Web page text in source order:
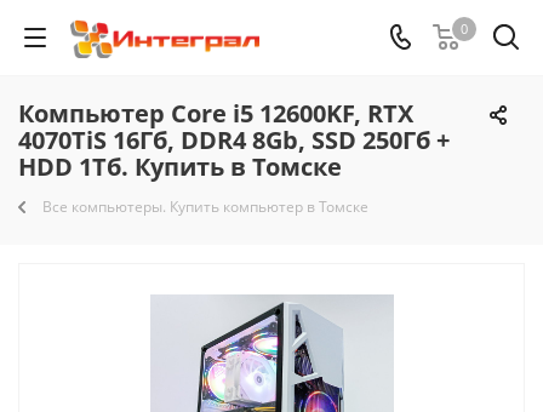
0
Компьютер Core i5 12600KF, RTX
4070TiS 16Гб, DDR4 8Gb, SSD 250Гб +
HDD 1Тб. Купить в Томске
Все компьютеры. Купить компьютер в Томске